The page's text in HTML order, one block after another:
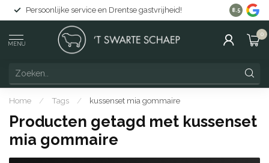
Persoonlijke service en Drentse gastvrijheid! Gratis
8.5
MENU
0
Home / Tags / kussenset mia gommaire
Producten getagd met kussenset
mia gommaire